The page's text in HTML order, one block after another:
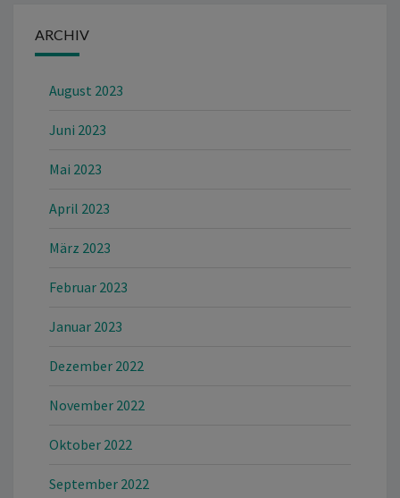
ARCHIV
August 2023
Juni 2023
Mai 2023
April 2023
März 2023
Februar 2023
Januar 2023
Dezember 2022
November 2022
Oktober 2022
September 2022